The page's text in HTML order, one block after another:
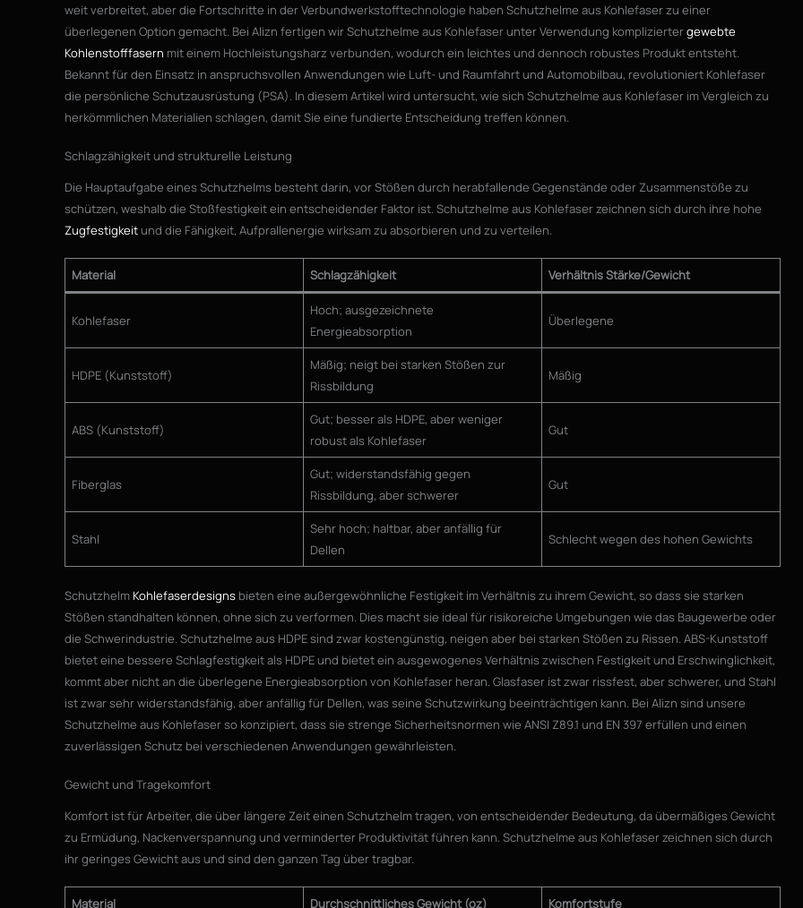
weit verbreitet, aber die Fortschritte in der Verbundwerkstofftechnologie haben Schutzhelme aus Kohlefaser zu einer
überlegenen Option gemacht. Bei Alizn fertigen wir Schutzhelme aus Kohlefaser unter Verwendung kompliziertergewebte
Kohlenstofffasern mit einem Hochleistungsharz verbunden, wodurch ein leichtes und dennoch robustes Produkt entsteht.
Bekannt für den Einsatz in anspruchsvollen Anwendungen wie Luft- und Raumfahrt und Automobilbau, revolutioniert Kohlefaser
die persönliche Schutzausrüstung (PSA). In diesem Artikel wird untersucht, wie sich Schutzhelme aus Kohlefaser im Vergleich zu
herkömmlichen Materialien schlagen, damit Sie eine fundierte Entscheidung treffen können.
Schlagzähigkeit und strukturelle Leistung
Die Hauptaufgabe eines Schutzhelms besteht darin, vor Stößen durch herabfallende Gegenstände oder Zusammenstöße zu
schützen, weshalb die Stoßfestigkeit ein entscheidender Faktor ist. Schutzhelme aus Kohlefaser zeichnen sich durch ihre hohe
Zugfestigkeitund die Fähigkeit, Aufprallenergie wirksam zu absorbieren und zu verteilen.
Material Schlagzähigkeit Verhältnis Stärke/Gewicht
Kohlefaser
Hoch; ausgezeichnete
Energieabsorption
Überlegene
HDPE (Kunststoff)
Mäßig; neigt bei starken Stößen zur
Rissbildung
Mäßig
ABS (Kunststoff)
Gut; besser als HDPE, aber weniger
robust als Kohlefaser
Gut
Fiberglas
Gut; widerstandsfähig gegen
Rissbildung, aber schwerer
Gut
Stahl
Sehr hoch; haltbar, aber anfällig für
Dellen
Schlecht wegen des hohen Gewichts
Schutzhelm Kohlefaserdesigns bieten eine außergewöhnliche Festigkeit im Verhältnis zu ihrem Gewicht, so dass sie starken
Stößen standhalten können, ohne sich zu verformen. Dies macht sie ideal für risikoreiche Umgebungen wie das Baugewerbe oder
die Schwerindustrie. Schutzhelme aus HDPE sind zwar kostengünstig, neigen aber bei starken Stößen zu Rissen. ABS-Kunststoff
bietet eine bessere Schlagfestigkeit als HDPE und bietet ein ausgewogenes Verhältnis zwischen Festigkeit und Erschwinglichkeit,
kommt aber nicht an die überlegene Energieabsorption von Kohlefaser heran. Glasfaser ist zwar rissfest, aber schwerer, und Stahl
ist zwar sehr widerstandsfähig, aber anfällig für Dellen, was seine Schutzwirkung beeinträchtigen kann. Bei Alizn sind unsere
Schutzhelme aus Kohlefaser so konzipiert, dass sie strenge Sicherheitsnormen wie ANSI Z89.1 und EN 397 erfüllen und einen
zuverlässigen Schutz bei verschiedenen Anwendungen gewährleisten.
Gewicht und Tragekomfort
Komfort ist für Arbeiter, die über längere Zeit einen Schutzhelm tragen, von entscheidender Bedeutung, da übermäßiges Gewicht
zu Ermüdung, Nackenverspannung und verminderter Produktivität führen kann. Schutzhelme aus Kohlefaser zeichnen sich durch
ihr geringes Gewicht aus und sind den ganzen Tag über tragbar.
Material Durchschnittliches Gewicht (oz) Komfortstufe